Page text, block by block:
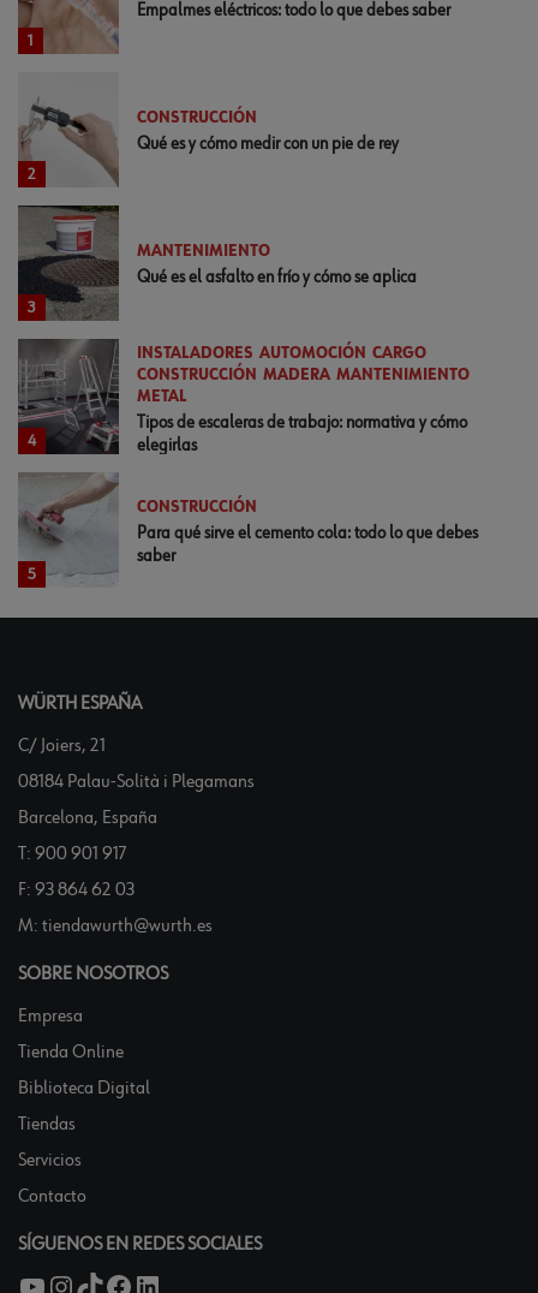
1
Empalmes eléctricos: todo lo que debes saber
2
CONSTRUCCIÓN
Qué es y cómo medir con un pie de rey
3
MANTENIMIENTO
Qué es el asfalto en frío y cómo se aplica
4
INSTALADORES AUTOMOCIÓN
CARGO
CONSTRUCCIÓN
MADERA MANTENIMIENTO
METAL
Tipos de escaleras de trabajo: normativa y cómo
elegirlas
5
CONSTRUCCIÓN
Para qué sirve el cemento cola: todo lo que debes
saber
WÜRTH ESPAÑA
C/ Joiers, 21
08184 Palau-Solità i Plegamans
Barcelona, España
T: 900 901 917
F: 93 864 62 03
M: tiendawurth@wurth.es
SOBRE NOSOTROS
Empresa
Tienda Online
Biblioteca Digital
Tiendas
Servicios
Contacto
SÍGUENOS EN REDES SOCIALES